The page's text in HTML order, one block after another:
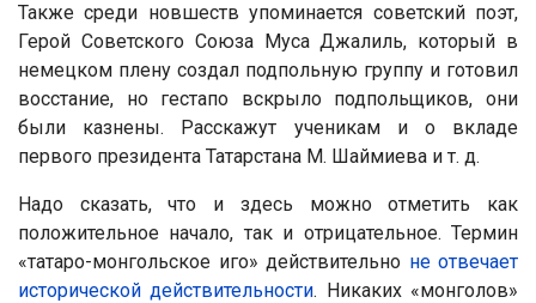
Также среди новшеств упоминается советский поэт,
Герой Советского Союза Муса Джалиль, который в
немецком плену создал подпольную группу и готовил
восстание, но гестапо вскрыло подпольщиков, они
были казнены. Расскажут ученикам и о вкладе
первого президента Татарстана М. Шаймиева и т. д.
Надо сказать, что и здесь можно отметить как
положительное начало, так и отрицательное. Термин
«татаро-монгольское иго» действительно не отвечает
исторической действительности. Никаких «монголов»